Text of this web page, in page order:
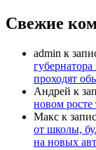
Свежие
admin к
проходят
Андрей к
новом
Макс к
от школы,
на новых